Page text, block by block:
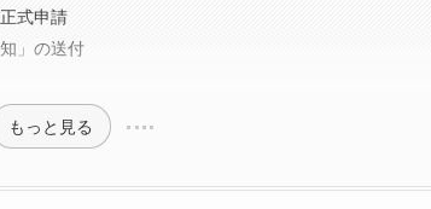
式申請
」の送付
もっと見る